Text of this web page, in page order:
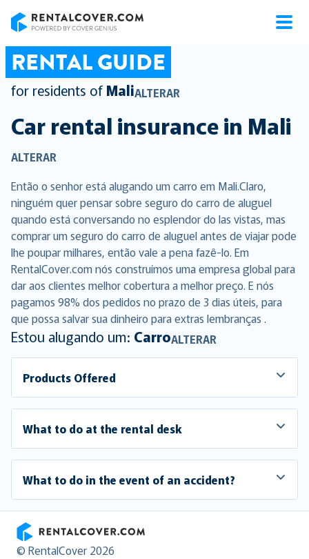
RENTAL GUIDE
for residents of MaliALTERAR
Car rental insurance in Mali
ALTERAR
Então o senhor está alugando um carro em Mali.Claro,
ninguém quer pensar sobre seguro do carro de aluguel
quando está conversando no esplendor do las vistas, mas
comprar um seguro do carro de aluguel antes de viajar pode
lhe poupar milhares, então vale a pena fazê-lo. Em
RentalCover.com nós construímos uma empresa global para
dar aos clientes melhor cobertura a melhor preço. E nós
pagamos 98% dos pedidos no prazo de 3 dias úteis, para
que possa salvar sua dinheiro para extras lembranças .
Estou alugando um: CarroALTERAR
Products Offered
What to do at the rental desk
What to do in the event of an accident?
RentalCover
© RentalCover 2026